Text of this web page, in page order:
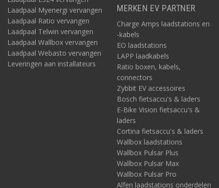
Laadpaal Myenergi vervangen
Laadpaal Ratio vervangen
Laadpaal Telwin vervangen
Laadpaal Wallbox vervangen
Laadpaal Webasto vervangen
Leveringen aan installateurs
MERKEN EV PARTNER
Charge Amps laadstations en
-kabels
EO laadstations
LAPP laadkabels
Ratio boxen, kabels,
connectors
Zybbit EV accessoires
Bosch fietsaccu's & laders
E-Bike Vision fietsaccu's &
laders
Cortina fietsaccu's & laders
Wallbox laadstations
Wallbox Pulsar Plus
Wallbox Pulsar Max
Wallbox Pulsar Pro
Alfen laadstations onderdelen